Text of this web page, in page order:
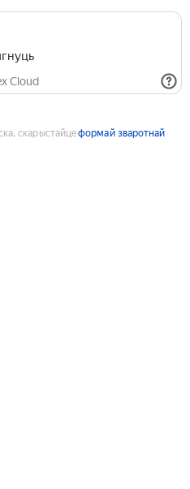
Cloud
скарыстайцеформай зваротнай